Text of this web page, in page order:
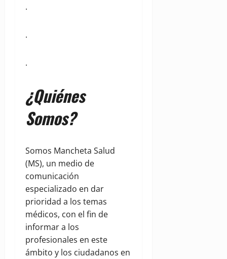
.
.
.
¿Quiénes
Somos?
Somos Mancheta Salud
(MS), un medio de
comunicación
especializado en dar
prioridad a los temas
médicos, con el fin de
informar a los
profesionales en este
ámbito y los ciudadanos en